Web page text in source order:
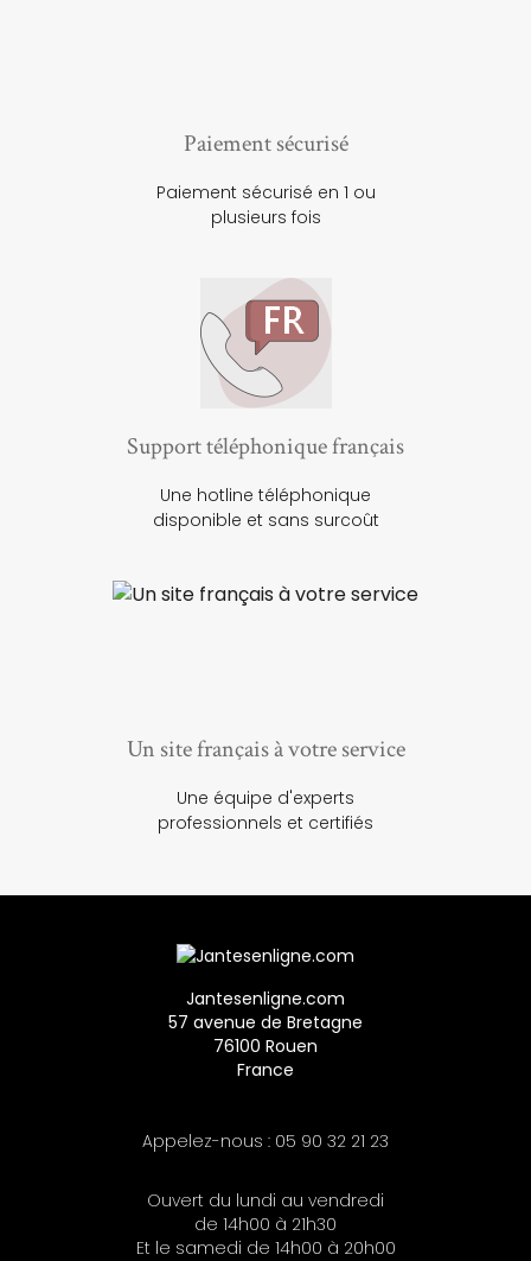
Paiement sécurisé
Paiement sécurisé en 1 ou
plusieurs fois
Support téléphonique français
Une hotline téléphonique
disponible et sans surcoût
Un site français à votre service
Une équipe d'experts
professionnels et certifiés
Jantesenligne.com
57 avenue de Bretagne
76100 Rouen
France
Appelez-nous : 05 90 32 21 23
Ouvert du lundi au vendredi
de 14h00 à 21h30
Et le samedi de 14h00 à 20h00